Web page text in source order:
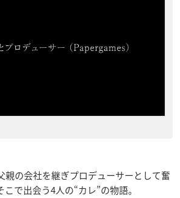
親の会社を継ぎプロデューサーとして奮
で出会う4人の“カレ”の物語。